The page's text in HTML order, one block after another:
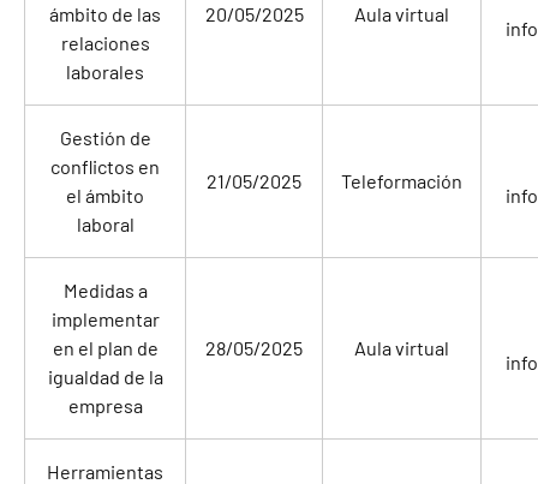
ámbito de las
relaciones
laborales
20/05/2025 Aula virtual
Gestión de
conflictos en
el ámbito
laboral
21/05/2025 Teleformación
Medidas a
implementar
en el plan de
igualdad de la
empresa
28/05/2025 Aula virtual
Herramientas